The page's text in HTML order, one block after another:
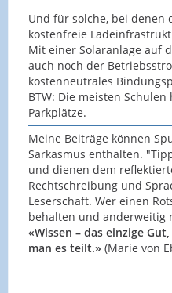
Und für solche, bei denen
kostenfreie
Mit einer Solaranlage auf
auch noch der
kostenneutrales
BTW: Die meisten
Parkplätze.
Meine Beiträge können
Sarkasmus enthalten.
und dienen dem
Rechtschreibung und
Leserschaft. Wer einen
behalten und anderweitig
«Wissen – das einzige
man es teilt.» (Marie von